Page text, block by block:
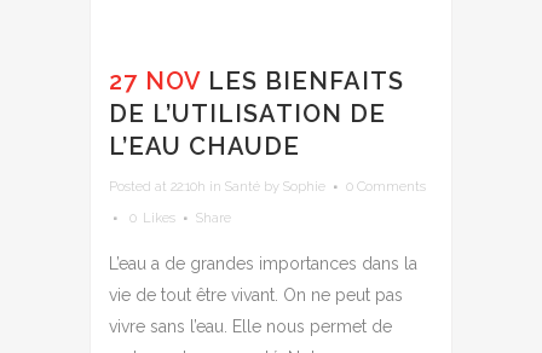
27 NOV LES BIENFAITS
DE L’UTILISATION DE
L’EAU CHAUDE
Posted at 22:10h in Santé by Sophie
0 Comments
0 Likes Share
L’eau a de grandes importances dans la
vie de tout être vivant. On ne peut pas
vivre sans l’eau. Elle nous permet de